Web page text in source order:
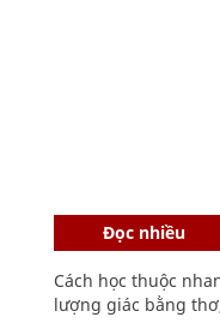
Đọc nhiều
Cách học thuộc
lượng giác bằng